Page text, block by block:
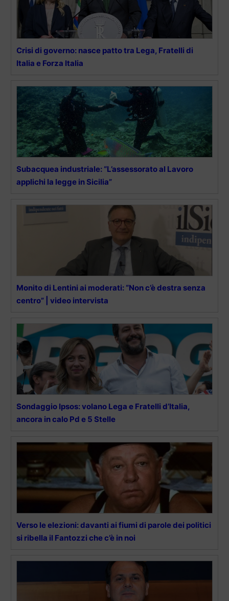
Crisi di governo: nasce patto tra Lega, Fratelli di
Italia e Forza Italia
Subacquea industriale: “L’assessorato al Lavoro
applichi la legge in Sicilia”
Monito di Lentini ai moderati: “Non c’è destra senza
centro” | video intervista
Sondaggio Ipsos: volano Lega e Fratelli d’Italia,
ancora in calo Pd e 5 Stelle
Verso le elezioni: davanti ai fiumi di parole dei politici
si ribella il Fantozzi che c’è in noi